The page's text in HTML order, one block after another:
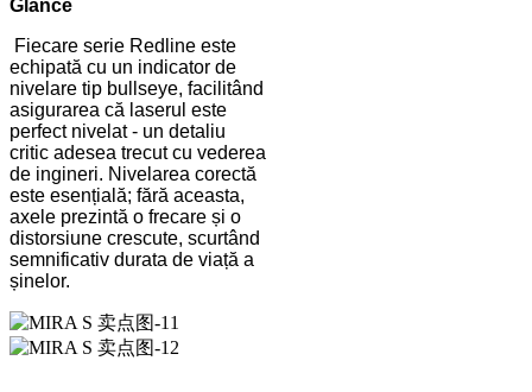
Glance
Fiecare serie Redline este
echipată cu un indicator de
nivelare tip bullseye, facilitând
asigurarea că laserul este
perfect nivelat - un detaliu
critic adesea trecut cu vederea
de ingineri. Nivelarea corectă
este esențială; fără aceasta,
axele prezintă o frecare și o
distorsiune crescute, scurtând
semnificativ durata de viață a
șinelor.